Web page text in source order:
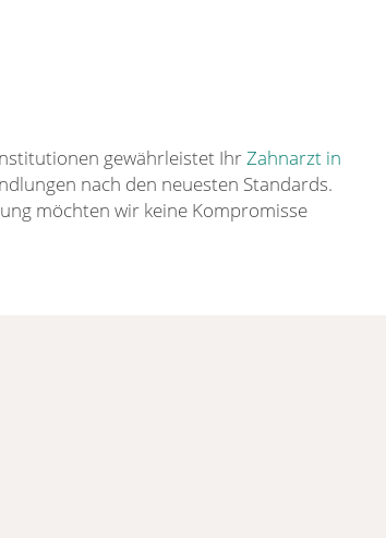
gewährleistet IhrZahnarzt in
nach den neuesten Standards.
möchten wir keine Kompromisse